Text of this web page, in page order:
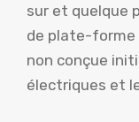
sur et quelque
de plate-forme
non conçue
électriques et